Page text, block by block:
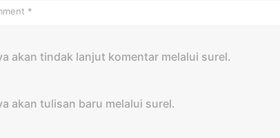
akan tindak lanjut komentar melalui surel.
akan tulisan baru melalui surel.